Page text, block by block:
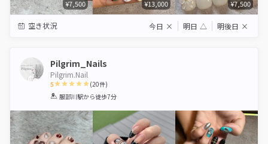
¥7,500 ¥13,000 ¥7,500
空き状況 今日 × 明日 △ 明後日 ×
Pilgrim_Nails
Pilgrim.Nail
5
1 2 3 4 5
(20件)
服部川駅から徒歩7分